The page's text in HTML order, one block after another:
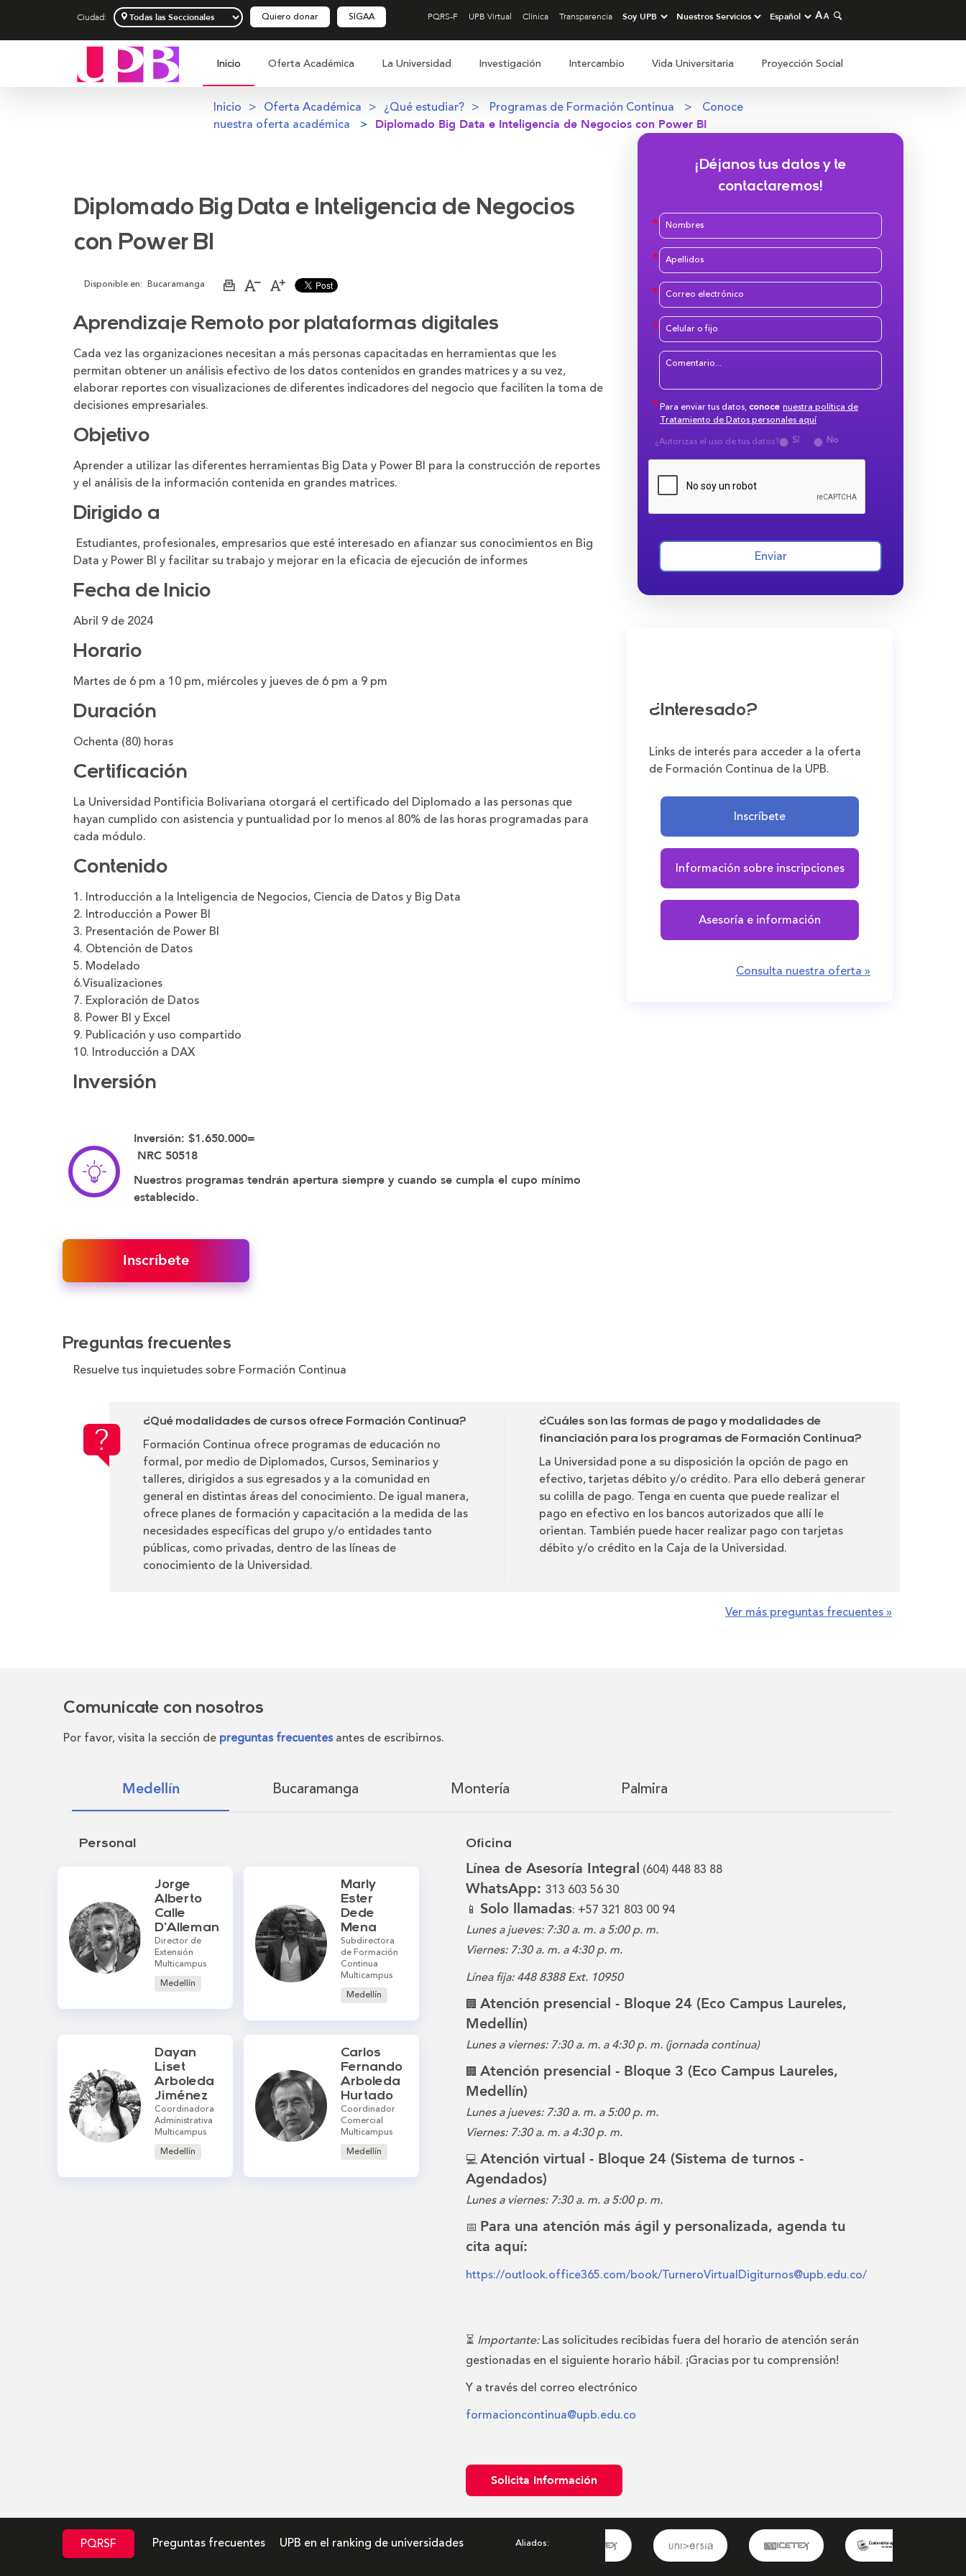
Ciudad: Quiero donar SIGAA PQRS-F UPB Virtual Clínica Transparencia
Inicio Oferta Académica La Universidad Investigación Intercambio Vida Universitaria Proyección Social
Inicio Oferta Académica ¿Qué estudiar? Programas de Formación Continua
Conoce
nuestra oferta académica
Diplomado Big Data e Inteligencia de Negocios con Power BI
Diplomado Big Data e Inteligencia de Negocios
con Power BI
Disponible en: Bucaramanga
ImprimirAumentar
de
la
Disminuir
de
la
Aprendizaje Remoto por plataformas digitales
Cada vez las organizaciones necesitan a más personas capacitadas en herramientas que les
permitan obtener un análisis efectivo de los datos contenidos en grandes matrices y a su vez,
elaborar reportes con visualizaciones de diferentes indicadores del negocio que faciliten la toma de
decisiones empresariales.
Objetivo
Aprender a utilizar las diferentes herramientas Big Data y Power BI para la construcción de reportes
y el análisis de la información contenida en grandes matrices.
Dirigido a
Estudiantes, profesionales, empresarios que esté interesado en afianzar sus conocimientos en Big
Data y Power BI y facilitar su trabajo y mejorar en la eficacia de ejecución de informes
Fecha de Inicio
Abril 9 de 2024
Horario
Martes de 6 pm a 10 pm, miércoles y jueves de 6 pm a 9 pm
Duración
Ochenta (80) horas
Certificación
La Universidad Pontificia Bolivariana otorgará el certificado del Diplomado a las personas que
hayan cumplido con asistencia y puntualidad por lo menos al 80% de las horas programadas para
cada módulo.
Contenido
1. Introducción a la Inteligencia de Negocios, Ciencia de Datos y Big Data
2. Introducción a Power BI
3. Presentación de Power BI
4. Obtención de Datos
5. Modelado
6.Visualizaciones
7. Exploración de Datos
8. Power BI y Excel
9. Publicación y uso compartido
10. Introducción a DAX
Inversión
Inversión: $1.650.000=
NRC 50518
Nuestros programas tendrán apertura siempre y cuando se cumpla el cupo mínimo
establecido.
¡Déjanos tus datos y te
contactaremos!
Para enviar tus datos,conoce nuestra política de
Tratamiento de Datos personales aquí
¿Autorizas el uso de tus datos?
Sí No
Enviar
¿Interesado?
Links de interés para acceder a la oferta
de Formación Continua de la UPB.
Inscríbete
Información sobre inscripciones
Asesoría e información
Consulta nuestra oferta »
Inscríbete
Preguntas frecuentes
Resuelve tus inquietudes sobre Formación Continua
¿Qué modalidades de cursos ofrece Formación Continua?
Formación Continua ofrece programas de educación no
formal, por medio de Diplomados, Cursos, Seminarios y
talleres, dirigidos a sus egresados y a la comunidad en
general en distintas áreas del conocimiento. De igual manera,
ofrece planes de formación y capacitación a la medida de las
necesidades específicas del grupo y/o entidades tanto
públicas, como privadas, dentro de las líneas de
conocimiento de la Universidad.
¿Cuáles son las formas de pago y modalidades de
financiación para los programas de Formación Continua?
La Universidad pone a su disposición la opción de pago en
efectivo, tarjetas débito y/o crédito. Para ello deberá generar
su colilla de pago. Tenga en cuenta que puede realizar el
pago en efectivo en los bancos autorizados que allí le
orientan. También puede hacer realizar pago con tarjetas
débito y/o crédito en la Caja de la Universidad.
Ver más preguntas frecuentes »
Comunícate con nosotros
Por favor, visita la sección de preguntas frecuentes antes de escribirnos.
Medellín Bucaramanga Montería Palmira
Personal
Jorge
Alberto
Calle
D'Alleman
Director de
Extensión
Multicampus
Medellín
Marly
Ester
Dede
Mena
Subdirectora
de Formación
Continua
Multicampus
Medellín
Dayan
Liset
Arboleda
Jiménez
Coordinadora
Administrativa
Multicampus
Medellín
Carlos
Fernando
Arboleda
Hurtado
Coordinador
Comercial
Multicampus
Medellín
Oficina
Línea de Asesoría Integral (604) 448 83 88
WhatsApp: 313 603 56 30
📱 Solo llamadas: +57 321 803 00 94
Lunes a jueves: 7:30 a. m. a 5:00 p. m.
Viernes: 7:30 a. m. a 4:30 p. m.
Línea fija: 448 8388 Ext. 10950
🏢 Atención presencial - Bloque 24 (Eco Campus Laureles,
Medellín)
Lunes a viernes: 7:30 a. m. a 4:30 p. m. (jornada continua)
🏢 Atención presencial - Bloque 3 (Eco Campus Laureles,
Medellín)
Lunes a jueves: 7:30 a. m. a 5:00 p. m.
Viernes: 7:30 a. m. a 4:30 p. m.
💻Atención virtual - Bloque 24 (Sistema de turnos -
Agendados)
Lunes a viernes: 7:30 a. m. a 5:00 p. m.
📅 Para una atención más ágil y personalizada, agenda tu
cita aquí:
https://outlook.office365.com/book/TurneroVirtualDigiturnos@upb.edu.co/
⏳ Importante:Las solicitudes recibidas fuera del horario de atención serán
gestionadas en el siguiente horario hábil. ¡Gracias por tu comprensión!
Y a través del correo electrónico
formacioncontinua@upb.edu.co
Solicita Información
PQRSF Preguntas frecuentes UPB en el ranking de universidades Aliados